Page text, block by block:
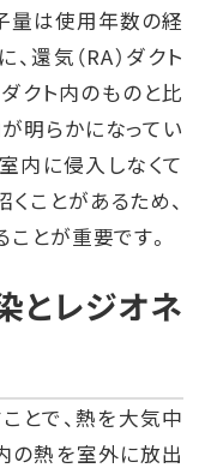
量は使用年数の経
還気（RA）ダクト
クト内のものと比
明らかになってい
内に侵入しなくて
ことがあるため、
とが重要です。
とレジオネ
とで、熱を大気中
の熱を室外に放出